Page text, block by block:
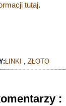
tutaj.
LINKI , ZŁOTO
: